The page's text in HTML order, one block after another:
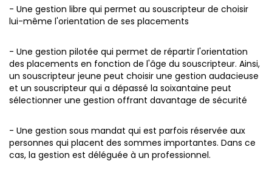
- Une gestion libre qui permet au souscripteur de choisir
lui-même l'orientation de ses placements
- Une gestion pilotée qui permet de répartir l'orientation
des placements en fonction de l'âge du souscripteur. Ainsi,
un souscripteur jeune peut choisir une gestion audacieuse
et un souscripteur qui a dépassé la soixantaine peut
sélectionner une gestion offrant davantage de sécurité
- Une gestion sous mandat qui est parfois réservée aux
personnes qui placent des sommes importantes. Dans ce
cas, la gestion est déléguée à un professionnel.